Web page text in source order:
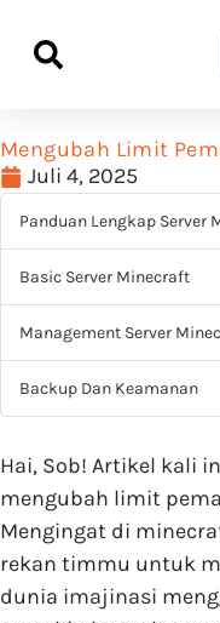
Mengubah Limit
Juli 4, 2025
Panduan Lengkap Server
Basic Server Minecraft
Management Server
Backup Dan Keamanan
Hai, Sob! Artikel kali
mengubah limit
Mengingat di
rekan timmu untuk
dunia imajinasi